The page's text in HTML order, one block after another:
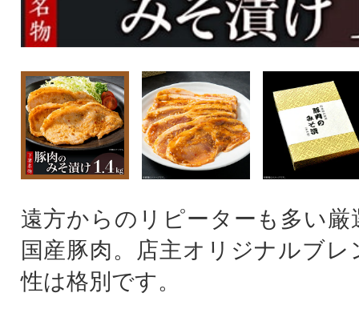
遠方からのリピーターも多い厳
国産豚肉。店主オリジナルブ
性は格別です。